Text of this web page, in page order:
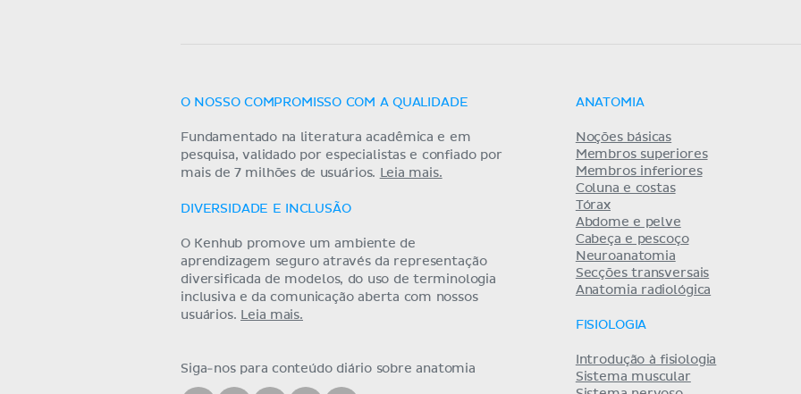
O NOSSO COMPROMISSO COM A QUALIDADE
Fundamentado na literatura acadêmica e em
pesquisa, validado por especialistas e confiado por
mais de 7 milhões de usuários.
Leia mais.
DIVERSIDADE E INCLUSÃO
O Kenhub promove um ambiente de
aprendizagem seguro através da representação
diversificada de modelos, do uso de terminologia
inclusiva e da comunicação aberta com nossos
usuários.
Leia mais.
Siga-nos para conteúdo diário sobre anatomia
ANATOMIA
Noções básicas
Membros superiores
Membros inferiores
Coluna e costas
Tórax
Abdome e pelve
Cabeça e pescoço
Neuroanatomia
Secções transversais
Anatomia radiológica
FISIOLOGIA
Introdução à fisiologia
Sistema muscular